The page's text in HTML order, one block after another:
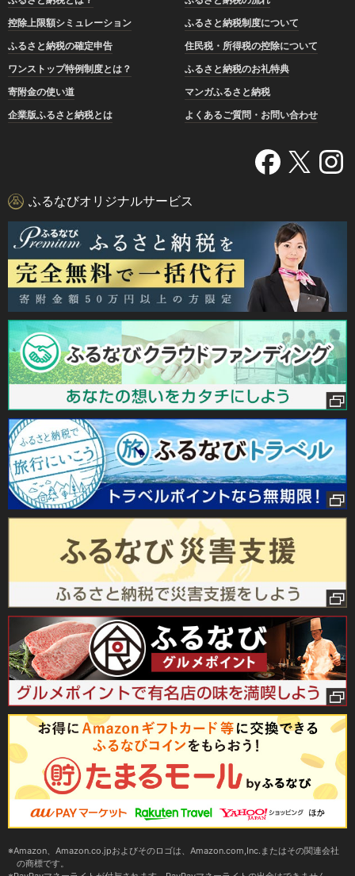
控除上限額シミュレーション
ふるさと納税制度について
ふるさと納税の確定申告
住民税・所得税の控除について
ワンストップ特例制度とは？
ふるさと納税のお礼特典
寄附金の使い道
マンガふるさと納税
企業版ふるさと納税とは
よくあるご質問・お問い合わせ
ふるなびオリジナルサービス
Amazon、Amazon.co.jpおよびそのロゴは、Amazon.com,Inc.またはその関連会社
の商標です。